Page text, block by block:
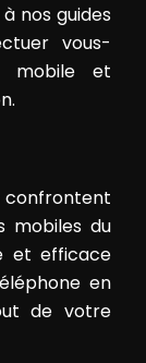
nos guides
vous-
mobile et
confrontent
mobiles du
et efficace
en
de votre